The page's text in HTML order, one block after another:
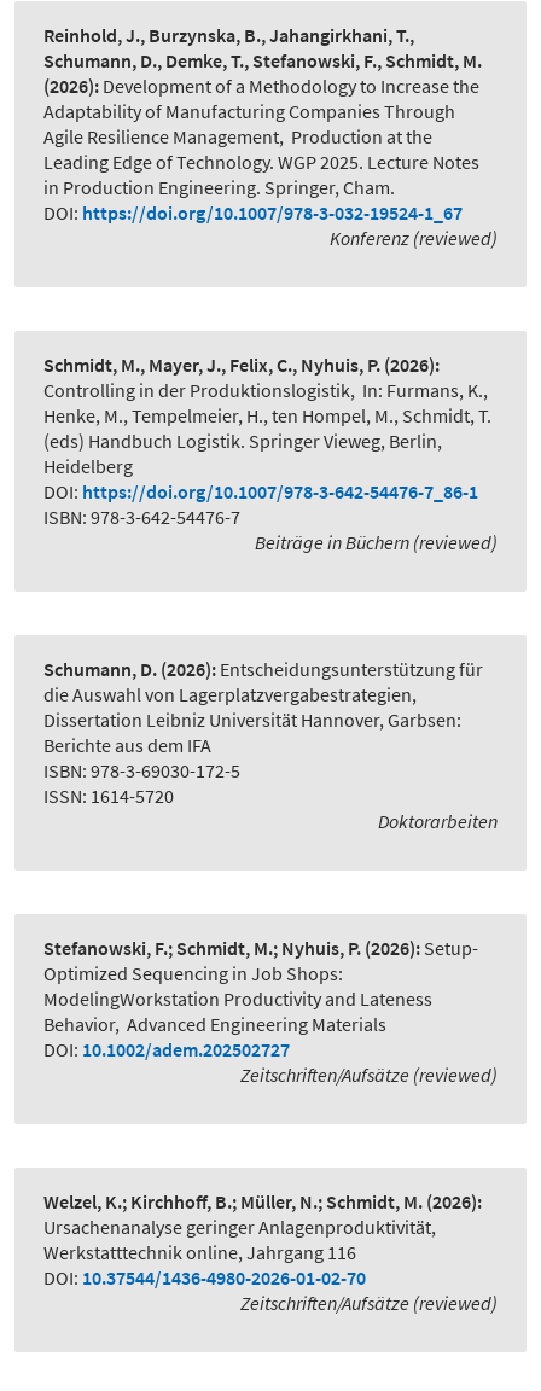
Reinhold, J., Burzynska, B., Jahangirkhani, T.,
Schumann, D., Demke, T., Stefanowski, F., Schmidt, M.
(2026): Development of a Methodology to Increase the
Adaptability of Manufacturing Companies Through
Agile Resilience Management, Production at the
Leading Edge of Technology. WGP 2025. Lecture Notes
in Production Engineering. Springer, Cham.
DOI: https://doi.org/10.1007/978-3-032-19524-1_67
Konferenz (reviewed)
Schmidt, M., Mayer, J., Felix, C., Nyhuis, P. (2026):
Controlling in der Produktionslogistik, In: Furmans, K.,
Henke, M., Tempelmeier, H., ten Hompel, M., Schmidt, T.
(eds) Handbuch Logistik. Springer Vieweg, Berlin,
Heidelberg
DOI: https://doi.org/10.1007/978-3-642-54476-7_86-1
ISBN: 978-3-642-54476-7
Beiträge in Büchern (reviewed)
Schumann, D. (2026): Entscheidungsunterstützung für
die Auswahl von Lagerplatzvergabestrategien,
Dissertation Leibniz Universität Hannover, Garbsen:
Berichte aus dem IFA
ISBN: 978-3-69030-172-5
ISSN: 1614-5720
Doktorarbeiten
Stefanowski, F.; Schmidt, M.; Nyhuis, P. (2026): Setup-
Optimized Sequencing in Job Shops:
ModelingWorkstation Productivity and Lateness
Behavior, Advanced Engineering Materials
DOI: 10.1002/adem.202502727
Zeitschriften/Aufsätze (reviewed)
Welzel, K.; Kirchhoff, B.; Müller, N.; Schmidt, M. (2026):
Ursachenanalyse geringer Anlagenproduktivität,
Werkstatttechnik online, Jahrgang 116
DOI: 10.37544/1436-4980-2026-01-02-70
Zeitschriften/Aufsätze (reviewed)